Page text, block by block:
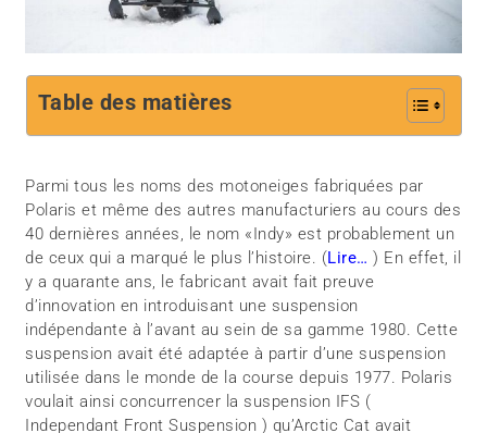
Table des matières
Parmi tous les noms des motoneiges fabriquées par
Polaris et même des autres manufacturiers au cours des
40 dernières années, le nom «Indy» est probablement un
de ceux qui a marqué le plus l’histoire. (Lire… ) En effet, il
y a quarante ans, le fabricant avait fait preuve
d’innovation en introduisant une suspension
indépendante à l’avant au sein de sa gamme 1980. Cette
suspension avait été adaptée à partir d’une suspension
utilisée dans le monde de la course depuis 1977. Polaris
voulait ainsi concurrencer la suspension IFS (
Independant Front Suspension ) qu’Arctic Cat avait